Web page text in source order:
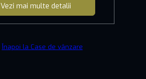
Vezi mai multe detalii
Înapoi la Case de vânzare